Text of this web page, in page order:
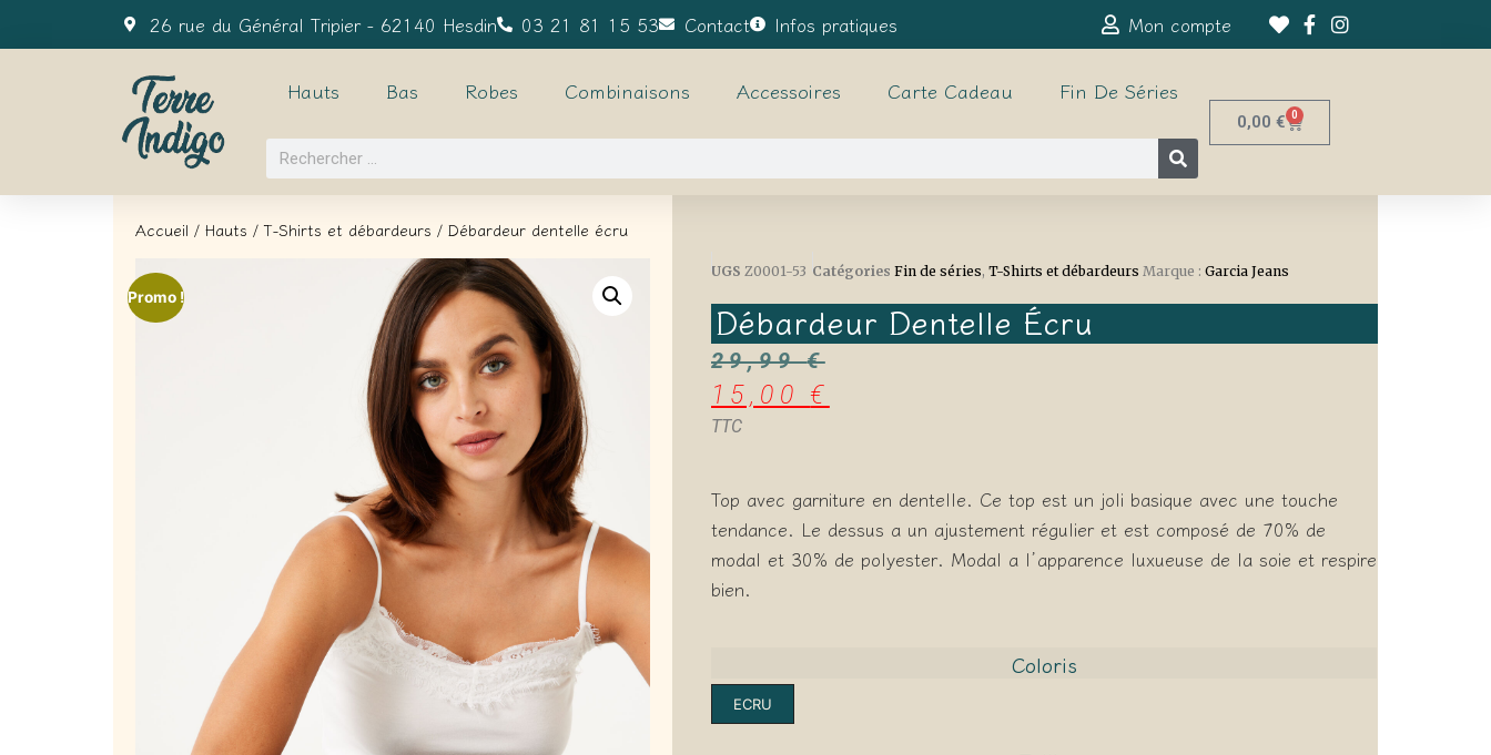
26 rue du Général Tripier - 62140 Hesdin 03 21 81 15 53 Contact Infos pratiques Mon compte
Hauts Bas Robes Combinaisons Accessoires Carte Cadeau Fin De Séries
0,00 € 0
Accueil / Hauts /T-Shirts et débardeurs / Débardeur dentelle écru
Promo !
UGS Z0001-53 Catégories Fin de séries, T-Shirts et débardeurs Marque : Garcia Jeans
Débardeur Dentelle Écru
29,99€
15,00€
TTC
Top avec garniture en dentelle. Ce top est un joli basique avec une touche
tendance. Le dessus a un ajustement régulier et est composé de 70% de
modal et 30% de polyester. Modal a l’apparence luxueuse de la soie et respire
bien.
Coloris
ECRU